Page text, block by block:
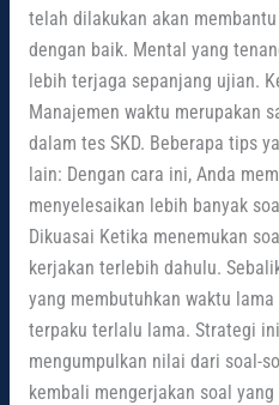
telah dilakukan akan
dengan baik. Mental yang
lebih terjaga sepanjang ujian.
Manajemen waktu merupakan
dalam tes SKD. Beberapa tips
lain: Dengan cara ini, Anda
menyelesaikan lebih banyak
Dikuasai Ketika menemukan
kerjakan terlebih dahulu.
yang membutuhkan waktu
terpaku terlalu lama. Strategi
mengumpulkan nilai dari soal-
kembali mengerjakan soal